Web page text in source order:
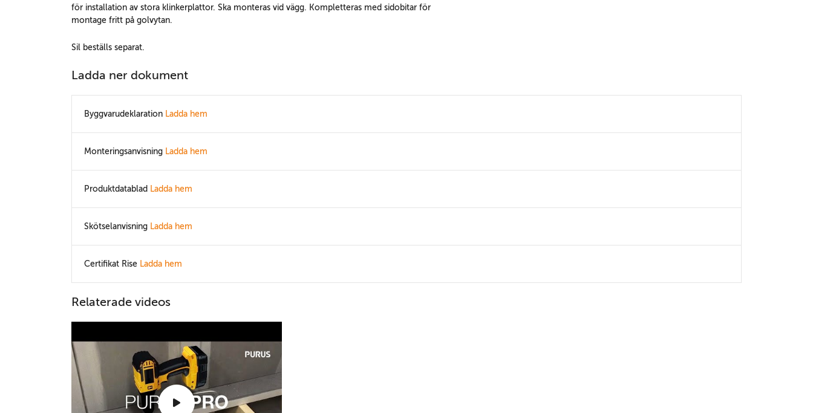
för installation av stora klinkerplattor. Ska monteras vid vägg. Kompletteras med sidobitar för
montage fritt på golvytan.
Sil beställs separat.
Ladda ner dokument
Byggvarudeklaration Ladda hem
Monteringsanvisning Ladda hem
Produktdatablad Ladda hem
Skötselanvisning Ladda hem
Certifikat Rise Ladda hem
Relaterade videos